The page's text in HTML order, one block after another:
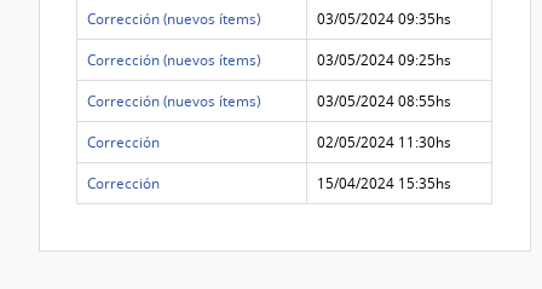
Corrección (nuevos ítems) 03/05/2024 09:35hs
Corrección (nuevos ítems) 03/05/2024 09:25hs
Corrección (nuevos ítems) 03/05/2024 08:55hs
Corrección 02/05/2024 11:30hs
Corrección 15/04/2024 15:35hs